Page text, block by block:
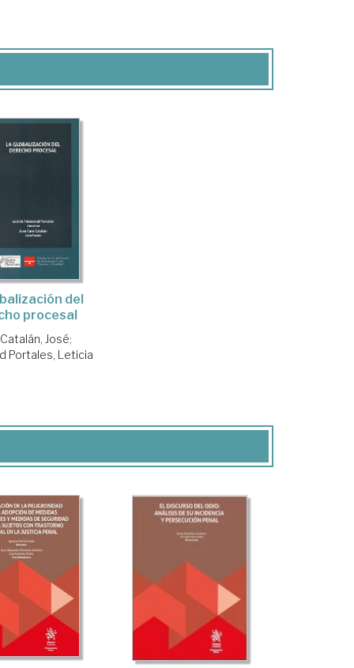
del
procesal
José;
Portales, Leticia